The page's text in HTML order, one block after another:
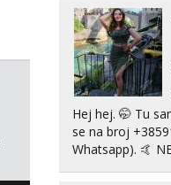
Zara
Tel:
Hej hej. 🤭 Tu
se na broj